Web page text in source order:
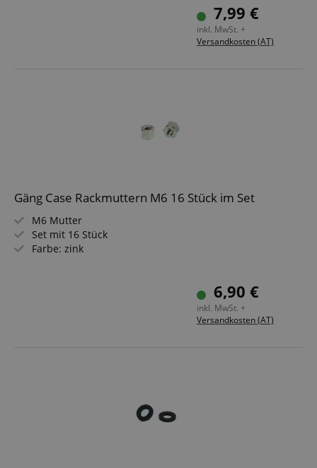
7,99 €
inkl. MwSt. +
Versandkosten (AT)
Gäng Case Rackmuttern M6 16 Stück im Set
M6 Mutter
Set mit 16 Stück
Farbe: zink
6,90 €
inkl. MwSt. +
Versandkosten (AT)